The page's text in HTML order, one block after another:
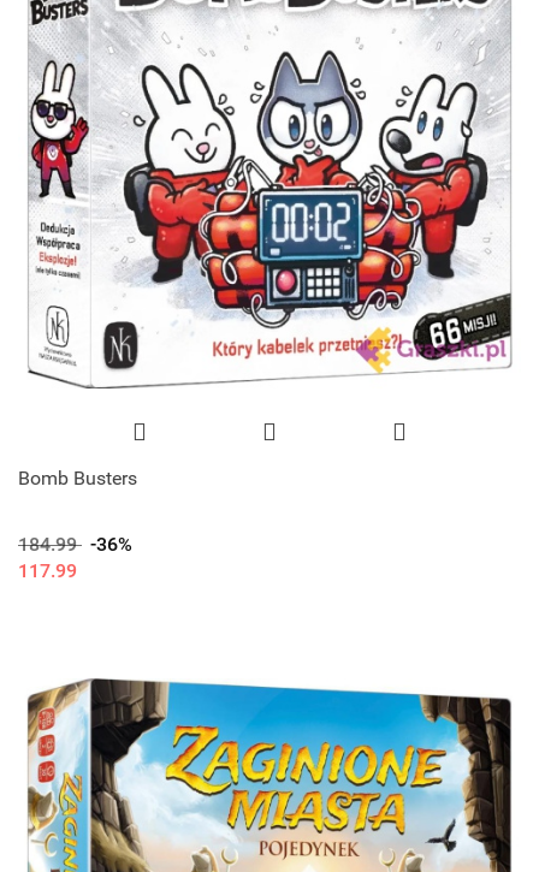
Bomb Busters
184.99 -36%
117.99